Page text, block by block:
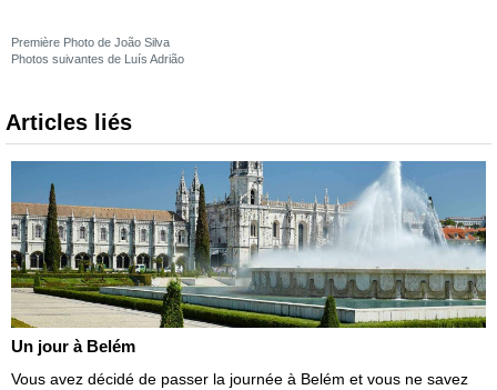
Première Photo de João Silva
Photos suivantes de Luís Adrião
Articles liés
Un jour à Belém
Vous avez décidé de passer la journée à Belém et vous ne savez